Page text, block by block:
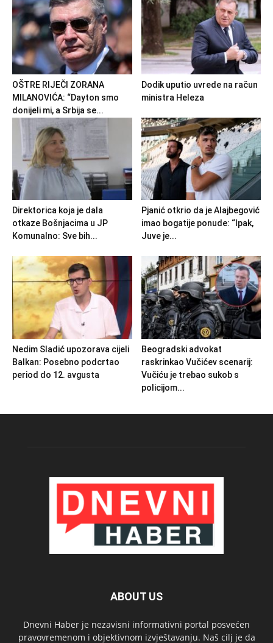
OŠTRE RIJEČI ZORANA
MILANOVIĆA: “Dayton smo
donijeli mi, a Srbija se...
Dodik uputio uvrede na račun
ministra Heleza
Direktorica koja je dala
otkaze Bošnjacima u JP
Komunalno: Sve bih...
Pjanić otkrio da je Alajbegović
imao bogatije ponude: “Ipak,
Juve je...
Nedim Sladić upozorava cijeli
Balkan: Posebno podcrtao
period do 12. avgusta
Beogradski advokat
raskrinkao Vučićev scenarij:
Vučiću je trebao sukob s
policijom...
ABOUT US
Dnevni Haber je nezavisni informativni portal posvećen
pravovremenom i objektivnom izvještavanju. Naš cilj je da